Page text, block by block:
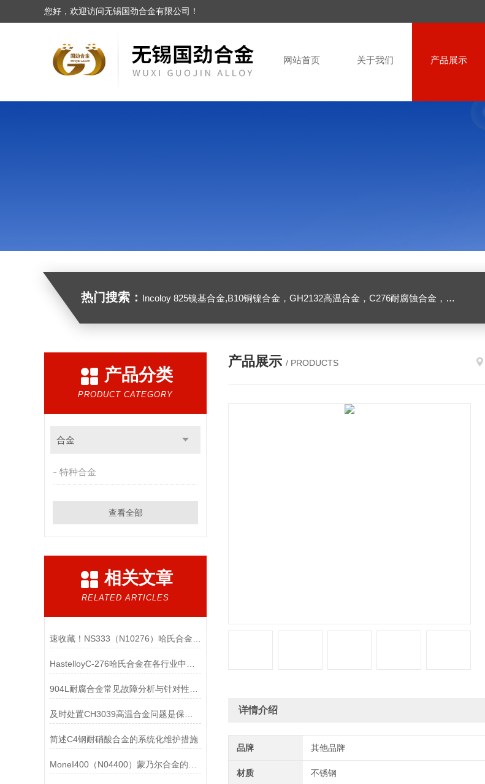
您好，欢迎访问无锡国劲合金有限公司！
网站首页 关于我们 产品展示
热门搜索： Incoloy 825镍基合金,B10铜镍合金，GH2132高温合金，C276耐腐蚀合金，1J50精密合金，Inconel600镍基合金
产品分类
PRODUCT CATEGORY
合金
特种合金
查看全部
相关文章
RELATED ARTICLES
简述C4钢耐硝酸合金的系统化维护措施
产品展示 / PRODUCTS
详情介绍
品牌 其他品牌
材质 不锈钢